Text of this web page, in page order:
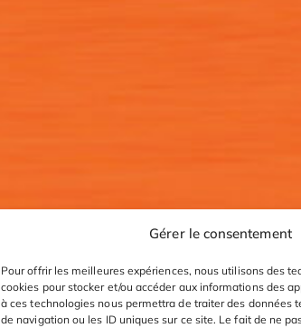
Gérer le consentement
Pour offrir les meilleures expériences, nous utilisons des
cookies pour stocker et/ou accéder aux informations des
à ces technologies nous permettra de traiter des données
de navigation ou les ID uniques sur ce site. Le fait de ne